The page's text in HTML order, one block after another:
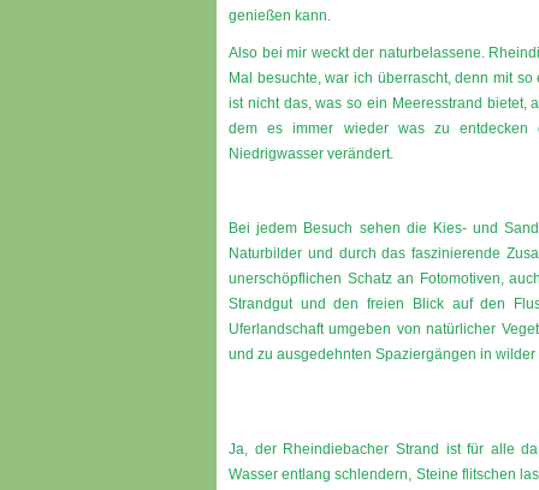
genießen kann.
Also bei mir weckt der naturbelassene.
Mal besuchte, war ich überrascht, denn mit
ist nicht das, was so ein Meeresstrand bietet,
dem es immer wieder was zu
Niedrigwasser verändert.
Bei jedem Besuch sehen die Kies- und
Naturbilder und durch das faszinierende
unerschöpflichen Schatz an Fotomotiven,
Strandgut und den freien Blick auf den
Uferlandschaft umgeben von natürlicher
und zu ausgedehnten Spaziergängen in
Ja, der Rheindiebacher Strand ist für alle
Wasser entlang schlendern, Steine flitschen